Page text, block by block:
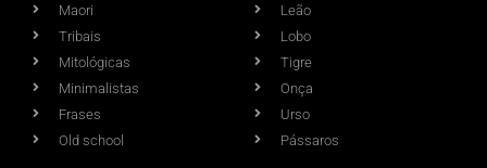
Maori
Tribais
Mitológicas
Minimalistas
Frases
Old school
Leão
Lobo
Tigre
Onça
Urso
Pássaros